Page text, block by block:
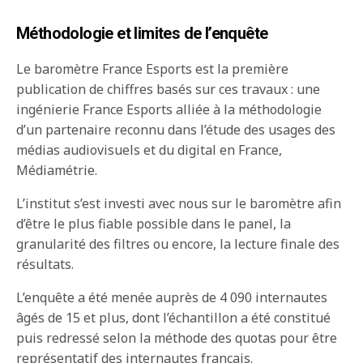
Méthodologie et limites de l’enquête
Le baromètre France Esports est la première
publication de chiffres basés sur ces travaux : une
ingénierie France Esports alliée à la méthodologie
d’un partenaire reconnu dans l’étude des usages des
médias audiovisuels et du digital en France,
Médiamétrie.
L’institut s’est investi avec nous sur le baromètre afin
d’être le plus fiable possible dans le panel, la
granularité des filtres ou encore, la lecture finale des
résultats.
L’enquête a été menée auprès de 4 090 internautes
âgés de 15 et plus, dont l’échantillon a été constitué
puis redressé selon la méthode des quotas pour être
représentatif des internautes français.